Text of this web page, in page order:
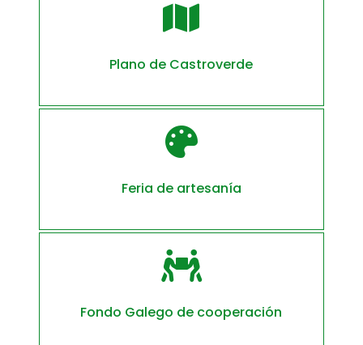

Plano de Castroverde

Feria de artesanía

Fondo Galego de cooperación